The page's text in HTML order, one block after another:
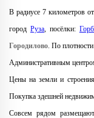
В радиусе 7 километров
город Руза, посёлки:
Городилово. По плотности
Административным
Цены на земли и
Покупка здешней
Совсем рядом